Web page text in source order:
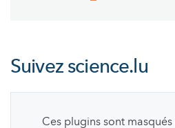
Suivezscience.lu
Ces plugins sont